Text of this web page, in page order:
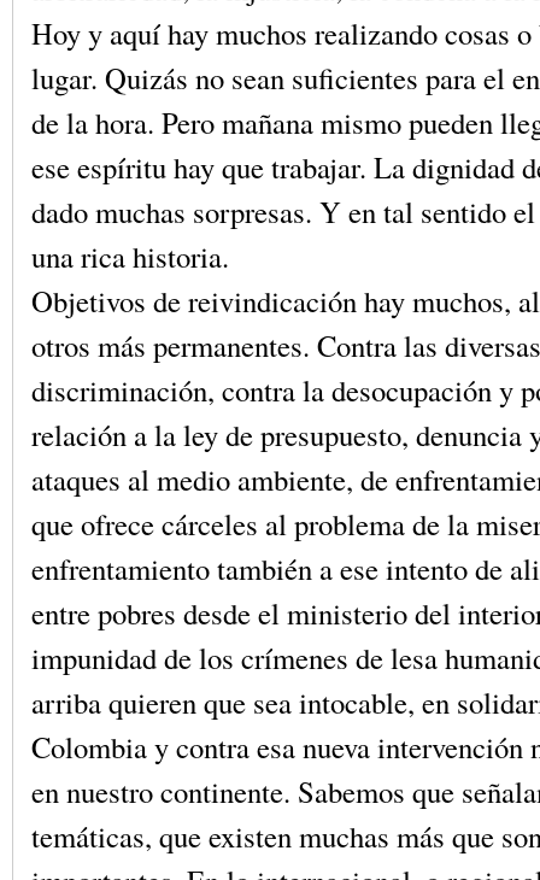
Hoy y aquí hay muchos realizando cosas o
lugar. Quizás no sean suficientes para el
de la hora. Pero mañana mismo pueden
ese espíritu hay que trabajar. La dignidad
dado muchas sorpresas. Y en tal sentido
una rica historia.
Objetivos de reivindicación hay muchos,
otros más permanentes. Contra las
discriminación, contra la desocupación y
relación a la ley de presupuesto, denuncia
ataques al medio ambiente, de
que ofrece cárceles al problema de la
enfrentamiento también a ese intento de
entre pobres desde el ministerio del
impunidad de los crímenes de lesa
arriba quieren que sea intocable, en
Colombia y contra esa nueva intervención
en nuestro continente. Sabemos que
temáticas, que existen muchas más que